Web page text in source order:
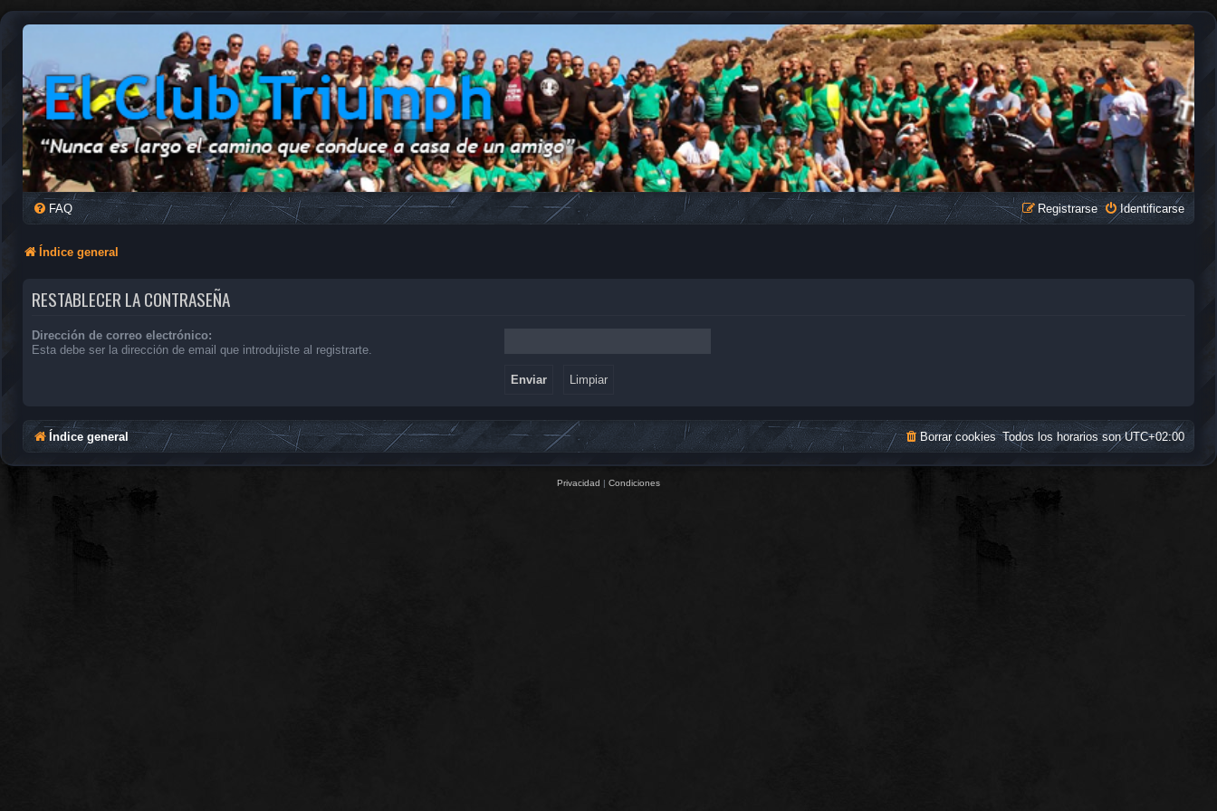
FAQ Identificarse
Registrarse
Índice general
RESTABLECER LA CONTRASEÑA
Dirección de correo electrónico:
Esta debe ser la dirección de email que introdujiste al registrarte.
Índice general Todos los horarios sonUTC+02:00
Borrar cookies
Privacidad | Condiciones